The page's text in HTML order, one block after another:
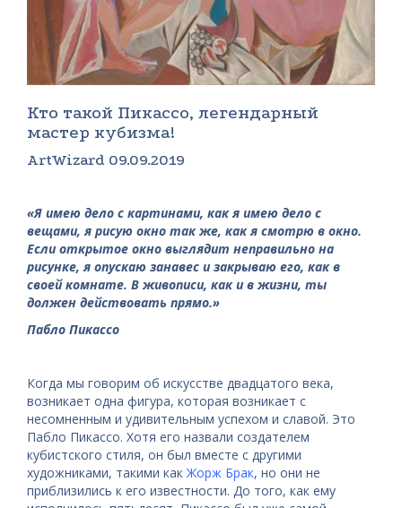
Кто такой Пикассо, легендарный
мастер кубизма!
ArtWizard 09.09.2019
«Я имею дело с картинами, как я имею дело с
вещами, я рисую окно так же, как я смотрю в окно.
Если открытое окно выглядит неправильно на
рисунке, я опускаю занавес и закрываю его, как в
своей комнате. В живописи, как и в жизни, ты
должен действовать прямо.»
Пабло Пикассо
Когда мы говорим об искусстве двадцатого века,
возникает одна фигура, которая возникает с
несомненным и удивительным успехом и славой. Это
Пабло Пикассо. Хотя его назвали создателем
кубистского стиля, он был вместе с другими
художниками, такими как Жорж Брак, но они не
приблизились к его известности. До того, как ему